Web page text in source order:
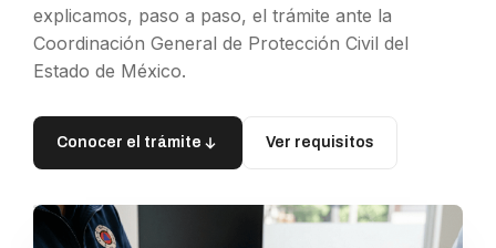
explicamos, paso a paso, el trámite ante la
Coordinación General de Protección Civil del
Estado de México.
Conocer el trámite Ver requisitos